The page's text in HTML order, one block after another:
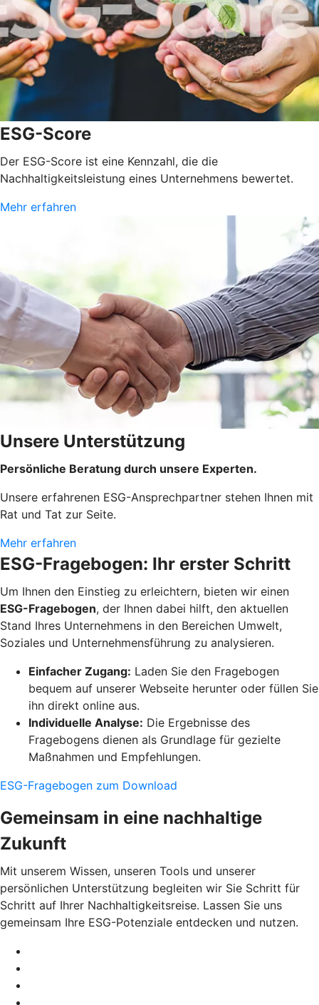
ESG-Score
Der ESG-Score ist eine Kennzahl, die die
Nachhaltigkeitsleistung eines Unternehmens bewertet.
Mehr erfahren
Unsere Unterstützung
Persönliche Beratung durch unsere Experten.
Unsere erfahrenen ESG-Ansprechpartner stehen Ihnen mit
Rat und Tat zur Seite.
Mehr erfahren
ESG-Fragebogen: Ihr erster Schritt
Um Ihnen den Einstieg zu erleichtern, bieten wir einen
ESG-Fragebogen, der Ihnen dabei hilft, den aktuellen
Stand Ihres Unternehmens in den Bereichen Umwelt,
Soziales und Unternehmensführung zu analysieren.
Einfacher Zugang: Laden Sie den Fragebogen
bequem auf unserer Webseite herunter oder füllen Sie
ihn direkt online aus.
Individuelle Analyse: Die Ergebnisse des
Fragebogens dienen als Grundlage für gezielte
Maßnahmen und Empfehlungen.
ESG-Fragebogen zum Download
Gemeinsam in eine nachhaltige
Zukunft
Mit unserem Wissen, unseren Tools und unserer
persönlichen Unterstützung begleiten wir Sie Schritt für
Schritt auf Ihrer Nachhaltigkeitsreise. Lassen Sie uns
gemeinsam Ihre ESG-Potenziale entdecken und nutzen.